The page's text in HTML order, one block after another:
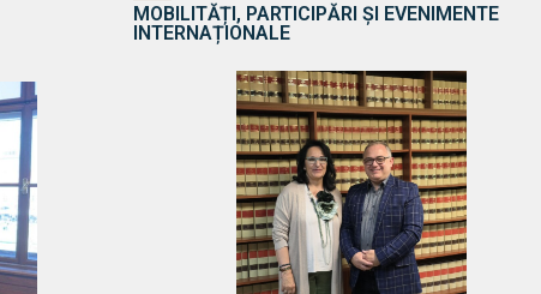
MOBILITĂȚI, PARTICIPĂRI ȘI EVENIMENTE
INTERNAȚIONALE